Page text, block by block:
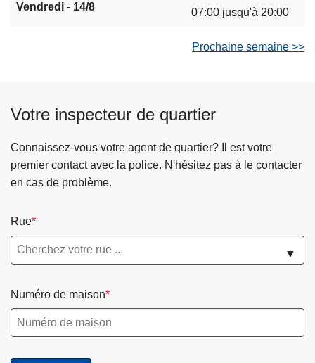
Vendredi - 14/8 07:00 jusqu'à 20:00
Prochaine semaine >>
Votre inspecteur de quartier
Connaissez-vous votre agent de quartier? Il est votre
premier contact avec la police. N'hésitez pas à le contacter
en cas de problème.
Rue
▼
Numéro de maison